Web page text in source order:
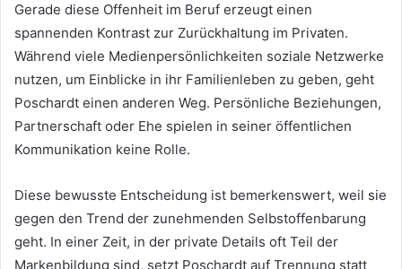
Gerade diese Offenheit im Beruf erzeugt einen
spannenden Kontrast zur Zurückhaltung im Privaten.
Während viele Medienpersönlichkeiten soziale Netzwerke
nutzen, um Einblicke in ihr Familienleben zu geben, geht
Poschardt einen anderen Weg. Persönliche Beziehungen,
Partnerschaft oder Ehe spielen in seiner öffentlichen
Kommunikation keine Rolle.
Diese bewusste Entscheidung ist bemerkenswert, weil sie
gegen den Trend der zunehmenden Selbstoffenbarung
geht. In einer Zeit, in der private Details oft Teil der
Markenbildung sind, setzt Poschardt auf Trennung statt